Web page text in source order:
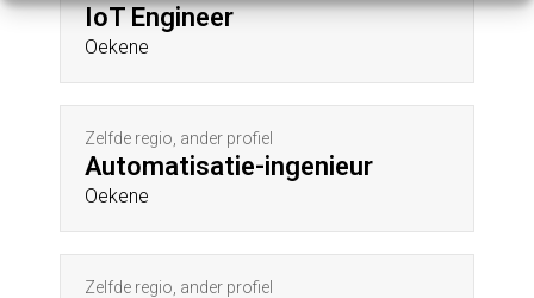
IoT Engineer
Oekene
Zelfde regio, ander profiel
Automatisatie-ingenieur
Oekene
Zelfde regio, ander profiel